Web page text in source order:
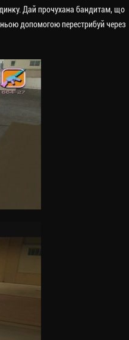
Дай прочухана бандитам, що
допомогою перестрибуй через